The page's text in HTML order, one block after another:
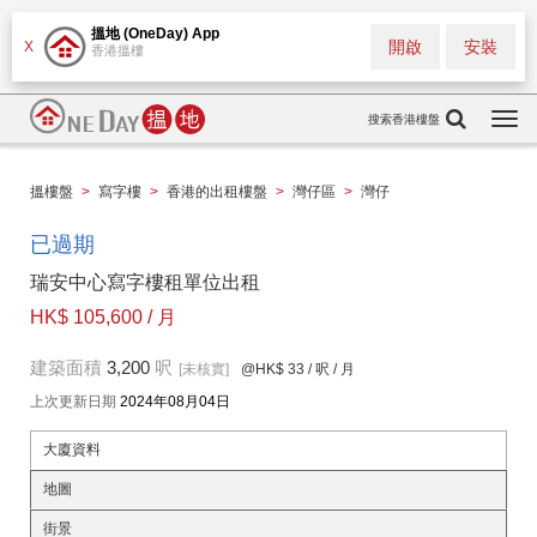
X
搵地 (OneDay) App
香港搵樓 安裝
開啟
搜索香港樓盤
搵樓盤 > 寫字樓 > 香港的出租樓盤 > 灣仔區 > 灣仔
已過期
瑞安中心寫字樓租單位出租
HK$ 105,600 / 月
建築面積 3,200 呎 [未核實] @HK$ 33 / 呎 / 月
上次更新日期 2024年08月04日
大廈資料
地圖
街景